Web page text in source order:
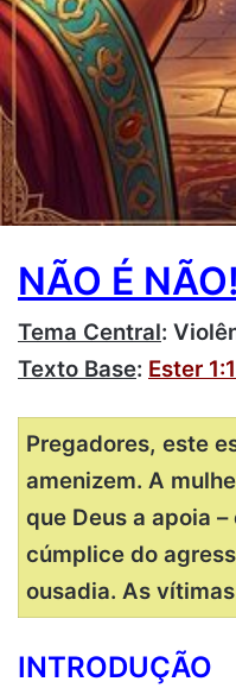
NÃO É NÃO!
Tema Central:
Texto Base: Ester
Pregadores, este
amenizem. A
que Deus a apoia
cúmplice do
ousadia. As
INTRODUÇÃO